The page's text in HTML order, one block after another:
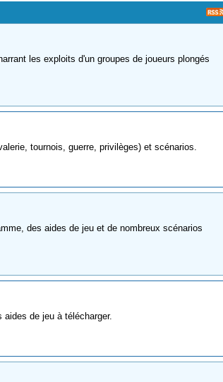
les exploits d'un groupes de joueurs plongés
tournois, guerre, privilèges) et scénarios.
des aides de jeu et de nombreux scénarios
de jeu à télécharger.